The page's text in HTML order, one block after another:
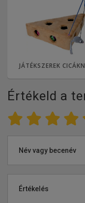
JÁTÉKSZEREK
Értékeld a
Név vagy becenév
Értékelés